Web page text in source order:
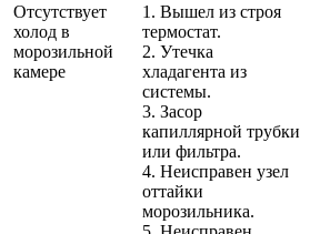
Отсутствует
холод в
морозильной
камере
1. Вышел из строя
термостат.
2. Утечка
хладагента из
системы.
3. Засор
капиллярной трубки
или фильтра.
4. Неисправен узел
оттайки
морозильника.